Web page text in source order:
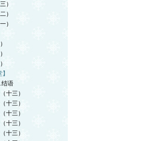
）
）
）
结语
十三）
十三）
十三）
十三）
十三）